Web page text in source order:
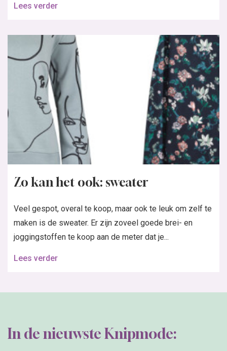
Lees verder
Zo kan het ook: sweater
Veel gespot, overal te koop, maar ook te leuk om zelf te
maken is de sweater. Er zijn zoveel goede brei- en
joggingstoffen te koop aan de meter dat je...
Lees verder
In de nieuwste Knipmode: